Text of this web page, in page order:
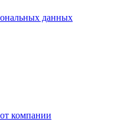
данных